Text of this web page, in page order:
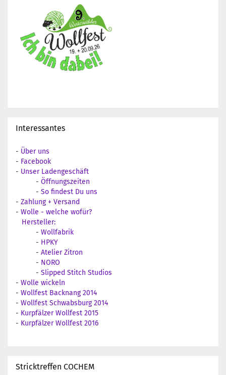
Interessantes
- Über uns
- Facebook
- Unser Ladengeschäft
- Öffnungszeiten
- So findest Du uns
- Zahlung + Versand
- Wolle - welche wofür?
Hersteller:
- Wollfabrik
- HPKY
- Atelier Zitron
- NORO
- Slipped Stitch Studios
- Wolle wickeln
- Wollfest Backnang 2014
- Wollfest Schwabsburg 2014
- Kurpfälzer Wollfest 2015
- Kurpfälzer Wollfest 2016
Stricktreffen COCHEM